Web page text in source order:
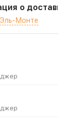
о
Эль-Монте